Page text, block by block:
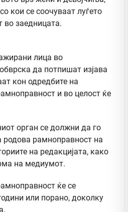
кои се соочуваат луѓето
во заедницата.
лица во
да потпишат изјава
кон одредбите на
и во целост ќе
орган се должни да го
родова рамноправност на
на редакцијата, како
на медиумот.
ќе се
или порано, доколку